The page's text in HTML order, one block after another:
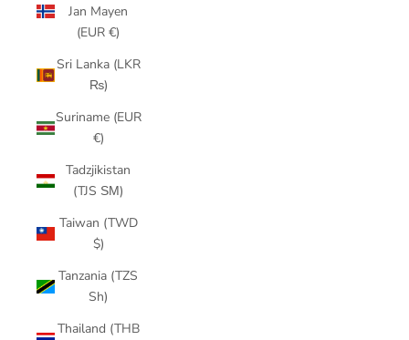
Jan Mayen
(EUR €)
Sri Lanka (LKR
₨)
Suriname (EUR
€)
Tadzjikistan
(TJS ЅМ)
Taiwan (TWD
$)
Tanzania (TZS
Sh)
Thailand (THB